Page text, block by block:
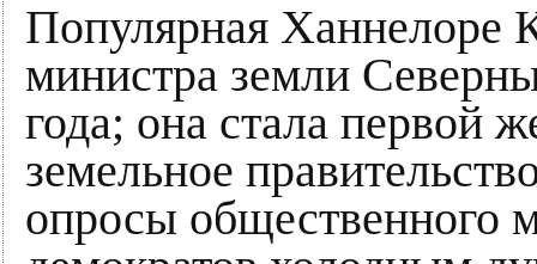
Популярная Ханнелоре
министра земли
года; она стала первой
земельное
опросы общественного